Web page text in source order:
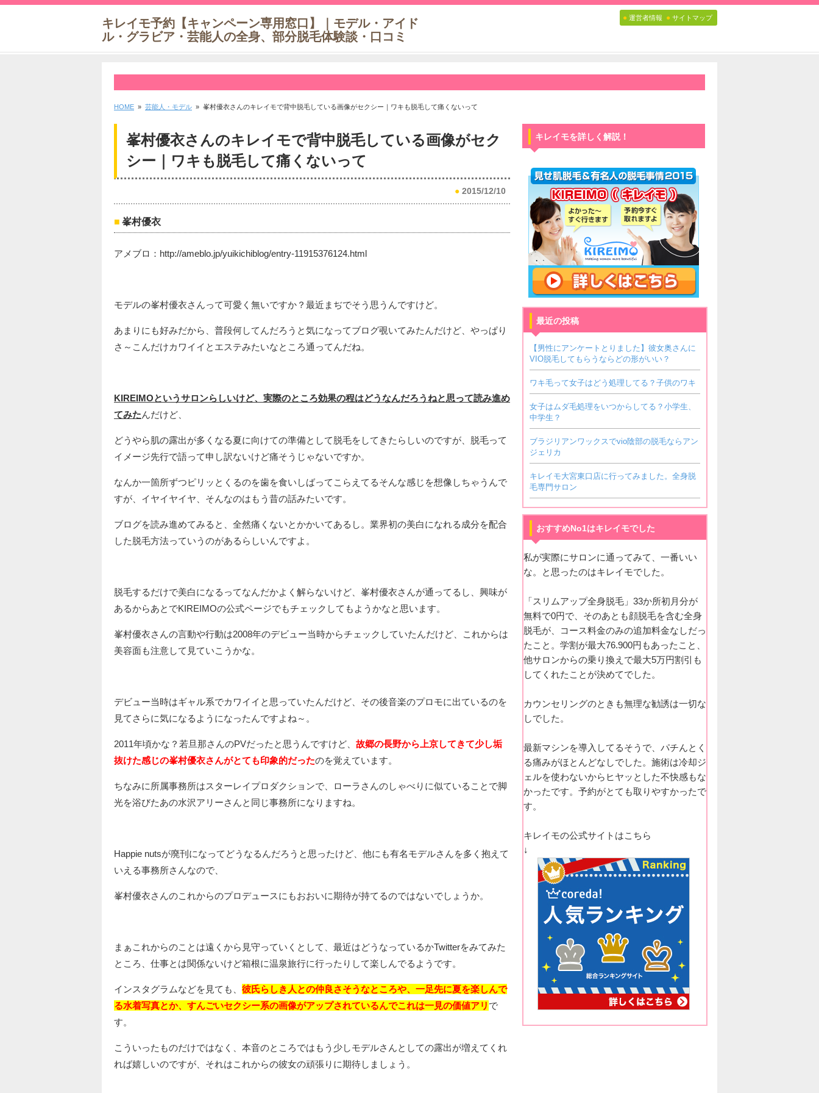
キレイモ予約【キャンペーン専用窓口】｜モデル・アイド
ル・グラビア・芸能人の全身、部分脱毛体験談・口コミ
● 運営者情報 ● サイトマップ
HOME » 芸能人・モデル » 峯村優衣さんのキレイモで背中脱毛している画像がセクシー｜ワキも脱毛して痛くないって
峯村優衣さんのキレイモで背中脱毛している画像がセク
シー｜ワキも脱毛して痛くないって
● 2015/12/10
峯村優衣
アメブロ：http://ameblo.jp/yuikichiblog/entry-11915376124.html
モデルの峯村優衣さんって可愛く無いですか？最近まぢでそう思うんですけど。
あまりにも好みだから、普段何してんだろうと気になってブログ覗いてみたんだけど、やっぱり
さ～こんだけカワイイとエステみたいなところ通ってんだね。
KIREIMOというサロンらしいけど、実際のところ効果の程はどうなんだろうねと思って読み進め
てみたんだけど、
どうやら肌の露出が多くなる夏に向けての準備として脱毛をしてきたらしいのですが、脱毛って
イメージ先行で語って申し訳ないけど痛そうじゃないですか。
なんか一箇所ずつピリッとくるのを歯を食いしばってこらえてるそんな感じを想像しちゃうんで
すが、イヤイヤイヤ、そんなのはもう昔の話みたいです。
ブログを読み進めてみると、全然痛くないとかかいてあるし。業界初の美白になれる成分を配合
した脱毛方法っていうのがあるらしいんですよ。
脱毛するだけで美白になるってなんだかよく解らないけど、峯村優衣さんが通ってるし、興味が
あるからあとでKIREIMOの公式ページでもチェックしてもようかなと思います。
峯村優衣さんの言動や行動は2008年のデビュー当時からチェックしていたんだけど、これからは
美容面も注意して見ていこうかな。
デビュー当時はギャル系でカワイイと思っていたんだけど、その後音楽のプロモに出ているのを
見てさらに気になるようになったんですよね～。
2011年頃かな？若旦那さんのPVだったと思うんですけど、 故郷の長野から上京してきて少し垢
抜けた感じの峯村優衣さんがとても印象的だったのを覚えています。
ちなみに所属事務所はスターレイプロダクションで、ローラさんのしゃべりに似ていることで脚
光を浴びたあの水沢アリーさんと同じ事務所になりますね。
Happie nutsが廃刊になってどうなるんだろうと思ったけど、他にも有名モデルさんを多く抱えて
いえる事務所さんなので、
峯村優衣さんのこれからのプロデュースにもおおいに期待が持てるのではないでしょうか。
まぁこれからのことは遠くから見守っていくとして、最近はどうなっているかTwitterをみてみた
ところ、仕事とは関係ないけど箱根に温泉旅行に行ったりして楽しんでるようです。
インスタグラムなどを見ても、 彼氏らしき人との仲良さそうなところや、一足先に夏を楽しんで
る水着写真とか、すんごいセクシー系の画像がアップされているんでこれは一見の価値アリ で
す。
こういったものだけではなく、本音のところではもう少しモデルさんとしての露出が増えてくれ
れば嬉しいのですが、それはこれからの彼女の頑張りに期待しましょう。
キレイモを詳しく解説！
最近の投稿
【男性にアンケートとりました】彼女奥さんに
VIO脱毛してもらうならどの形がいい？
ワキ毛って女子はどう処理してる？子供のワキ
女子はムダ毛処理をいつからしてる？小学生、
中学生？
ブラジリアンワックスでvio陰部の脱毛ならアン
ジェリカ
キレイモ大宮東口店に行ってみました。全身脱
毛専門サロン
おすすめNo1はキレイモでした
私が実際にサロンに通ってみて、一番いい
な。と思ったのはキレイモでした。
「スリムアップ全身脱毛」33か所初月分が
無料で0円で、そのあとも顔脱毛を含む全身
脱毛が、コース料金のみの追加料金なしだっ
たこと。学割が最大76.900円もあったこと、
他サロンからの乗り換えで最大5万円割引も
してくれたことが決めてでした。
カウンセリングのときも無理な勧誘は一切な
しでした。
最新マシンを導入してるそうで、パチんとく
る痛みがほとんどなしでした。施術は冷却ジ
ェルを使わないからヒヤッとした不快感もな
かったです。予約がとても取りやすかったで
す。
キレイモの公式サイトはこちら
↓